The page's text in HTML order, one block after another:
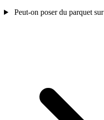
Peut-on poser du parquet